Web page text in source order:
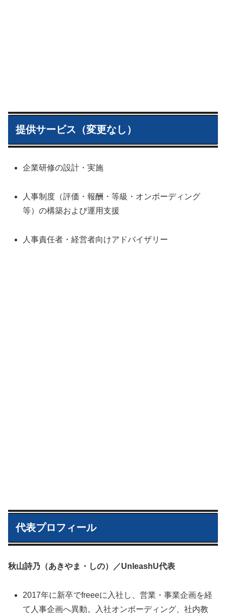
提供サービス（変更なし）
企業研修の設計・実施
人事制度（評価・報酬・等級・オンボーディング
等）の構築および運用支援
人事責任者・経営者向けアドバイザリー
代表プロフィール
秋山詩乃（あきやま・しの）／UnleashU代表
2017年に新卒でfreeeに入社し、営業・事業企画を経
て人事企画へ異動。入社オンボーディング、社内教